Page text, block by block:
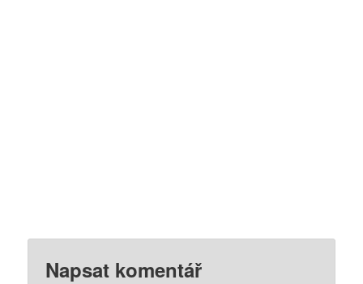
Napsat komentář